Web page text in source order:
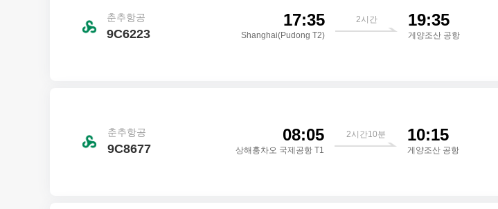
춘추항공
9C6223
17:35
Shanghai(Pudong T2)
2시간 19:35
게양조산 공항
춘추항공
9C8677
08:05
상해훙차오 국제공항 T1
2시간10분 10:15
게양조산 공항